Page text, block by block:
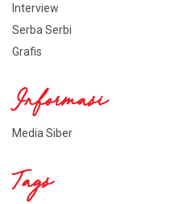
Interview
Serba Serbi
Grafis
Informasi
Media Siber
Tags